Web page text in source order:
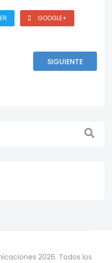
GOOGLE+
SIGUIENTE
2026. Todos los